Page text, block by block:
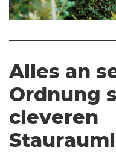
Alles an
Ordnung
cleveren